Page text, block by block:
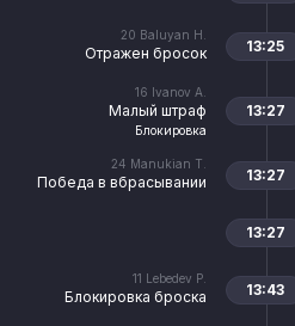
20 Baluyan H.
Отражен бросок 13:25
16 Ivanov A.
Малый штраф
Блокировка
13:27
24 Manukian T.
Победа в вбрасывании 13:27
13:27
11 Lebedev P.
Блокировка броска 13:43